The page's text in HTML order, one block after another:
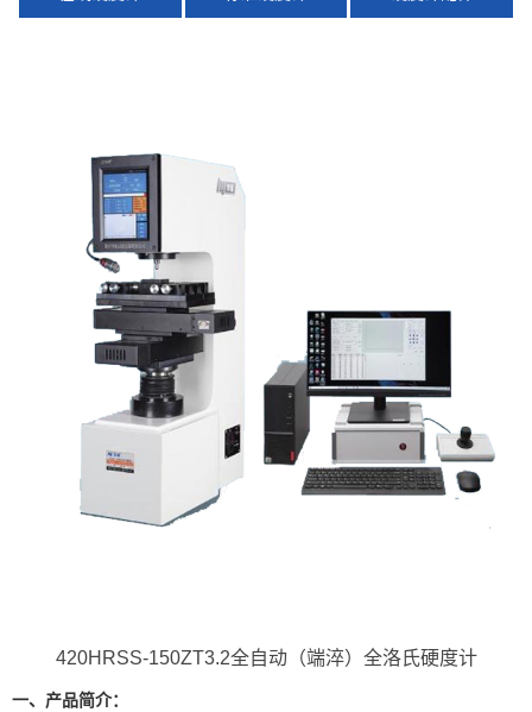
420HRSS-150ZT3.2全自动（端淬）全洛氏硬度计
一、产品简介：